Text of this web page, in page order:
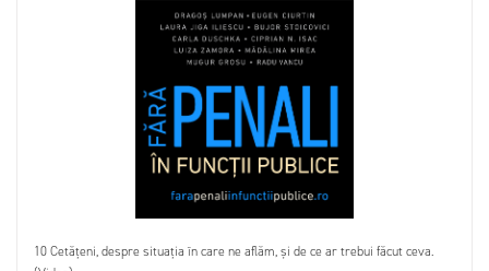
10 Cetățeni, despre situația în care ne aflăm, și de ce ar trebui făcut ceva.